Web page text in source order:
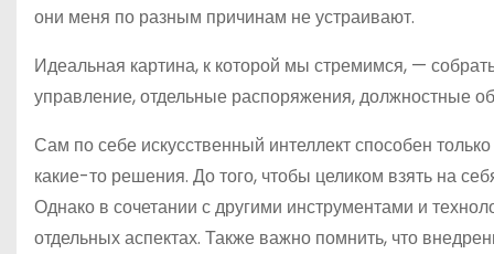
они меня по разным причинам не устраивают.
Идеальная картина, к которой мы стремимся, —
управление, отдельные распоряжения, должностные
Сам по себе искусственный интеллект способен
какие-то решения. До того, чтобы целиком взять на
Однако в сочетании с другими инструментами и
отдельных аспектах. Также важно помнить, что